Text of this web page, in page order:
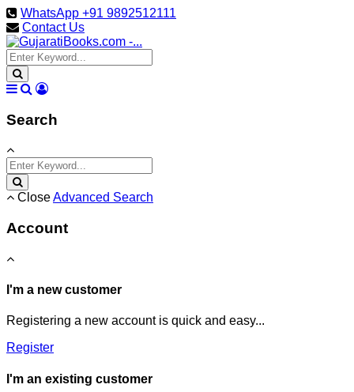
WhatsApp +91 9892512111
Contact Us
Search
CloseAdvanced Search
Account
I'm a new customer
Registering a new account is quick and easy...
Register
I'm an existing customer